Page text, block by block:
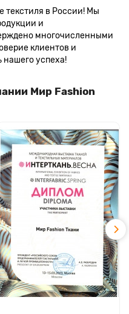
текстиля в России! Мы
и
многочисленными
клиентов и
нашего успеха!
Мир Fashion